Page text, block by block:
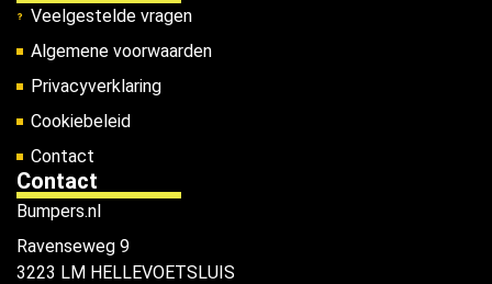
Veelgestelde vragen
Algemene voorwaarden
Privacyverklaring
Cookiebeleid
Contact
Contact
Bumpers.nl
Ravenseweg 9
3223 LM HELLEVOETSLUIS